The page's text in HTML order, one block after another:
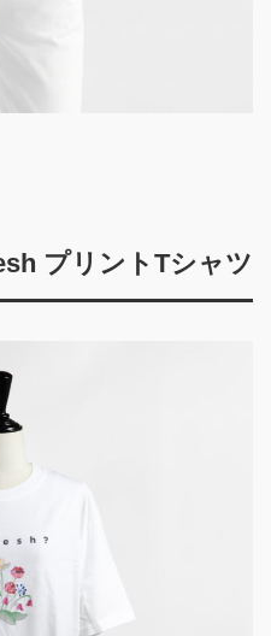
プリントTシャツ